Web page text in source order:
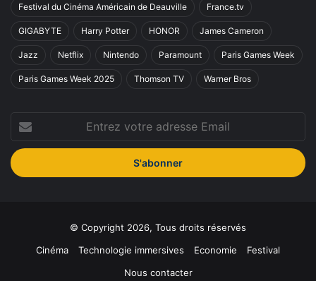
Festival du Cinéma Américain de Deauville France.tv
GIGABYTE Harry Potter HONOR James Cameron
Jazz Netflix Nintendo Paramount Paris Games Week
Paris Games Week 2025 Thomson TV Warner Bros
votre
adresse
Email
© Copyright 2026, Tous droits réservés
Cinéma
Technologie immersives Economie
Festival
Nous contacter